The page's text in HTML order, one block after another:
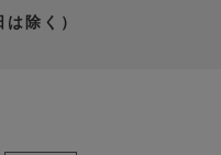
除く）